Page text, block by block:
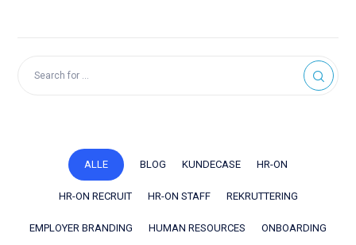
ALLE BLOG KUNDECASE HR-ON
HR-ON RECRUIT HR-ON STAFF REKRUTTERING
EMPLOYER BRANDING HUMAN RESOURCES ONBOARDING